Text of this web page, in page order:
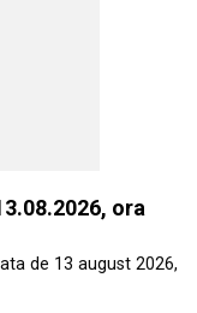
ora
de 13 august 2026,